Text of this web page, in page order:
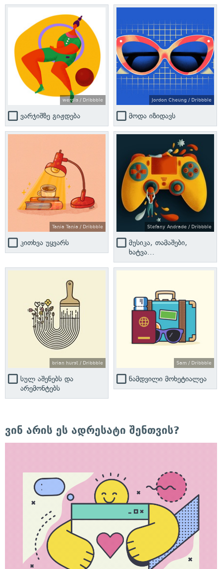
werdis / Dribbble
ვარჯიშზე გიჟდება
Jordon Cheung / Dribbble
მოდა იზიდავს
Tania Tania / Dribbble
კითხვა უყვარს
Stefany Andrade / Dribbble
მუსიკა, თამაშები,
ხატვა...
brian hurst / Dribbble
სულ აშენებს და
არემონტებს
Sam / Dribbble
ნამდვილი მოხეტიალეა
ვინ არის ეს ადრესატი შენთვის?